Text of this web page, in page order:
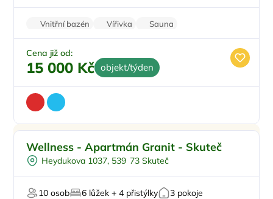
Vnitřní bazén Vířivka
Sauna
Wellness procedury
Stolní hry
Cena již od:
15 000 Kč objekt/týden
Vířivka
Wellness procedury
Wellness - Apartmán Granit - Skuteč
Heydukova 1037, 539 73 Skuteč
10 osob 6 lůžek + 4 přistýlky 3 pokoje